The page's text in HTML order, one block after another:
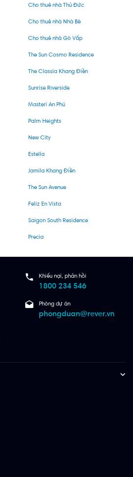
Cho thuê nhà Thủ Đức
Cho thuê nhà Nhà Bè
Cho thuê nhà Gò Vấp
The Sun Cosmo Residence
The Classia Khang Điền
Sunrise Riverside
Masteri An Phú
Palm Heights
New City
Estella
Jamila Khang Điền
The Sun Avenue
Feliz En Vista
Saigon South Residence
Precia
Khiếu nại, phản hồi
1800 234 546
Phòng dự án
phongduan@rever.vn